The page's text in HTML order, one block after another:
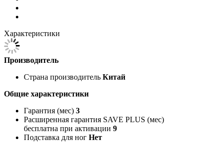
Характеристики
Производитель
Страна производитель Китай
Общие характеристики
Гарантия (мес) 3
Расширенная гарантия SAVE PLUS (мес)
бесплатна при активации 9
Подставка для ног Нет